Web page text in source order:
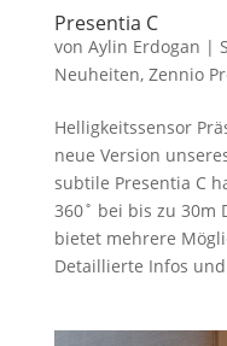
Presentia C
von Aylin Erdogan |
Neuheiten, Zennio
Helligkeitssensor
neue Version
subtile Presentia C
360˚ bei bis zu 30m
bietet mehrere
Detaillierte Infos